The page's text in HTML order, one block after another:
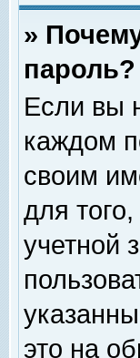
»
пароль?
Если вы
каждом
своим
для
учетной
это на